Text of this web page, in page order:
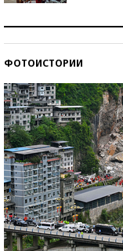
ФОТОИСТОРИИ